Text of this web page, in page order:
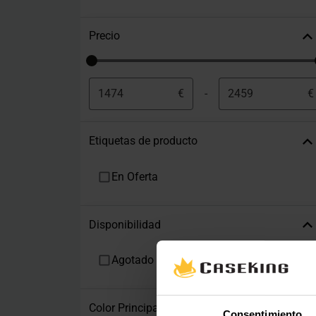
Precio
€ - €
Etiquetas de producto
En Oferta
Disponibilidad
Agotado
Color Principal